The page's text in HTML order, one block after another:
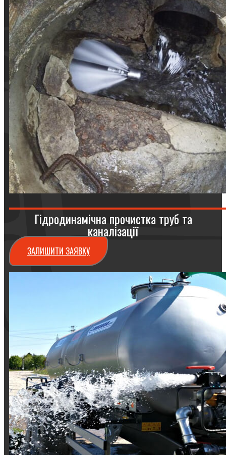
Гідродинамічна прочистка труб та
каналізації
ЗАЛИШИТИ ЗАЯВКУ